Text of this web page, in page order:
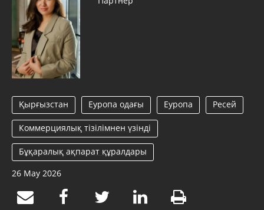
Қырғызстан Еуропа одағы Еуропа Ресей
Коммерциялық тізілімнен үзінді
Бұқаралық ақпарат құралдары
26 May 2026